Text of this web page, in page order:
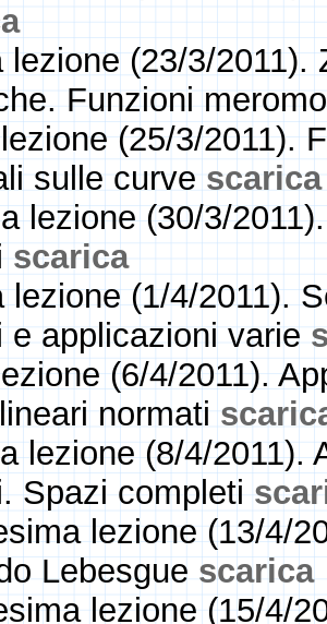
lezione (23/3/2011).
Funzioni
(25/3/2011).
sulle curve scarica
lezione (30/3/
scarica
lezione (1/4/2011).
e applicazioni varie
(6/4/2011).
normati
lezione (8/4/2011).
Spazi completi
lezione (13/4/
Lebesgue scarica
lezione (15/4/